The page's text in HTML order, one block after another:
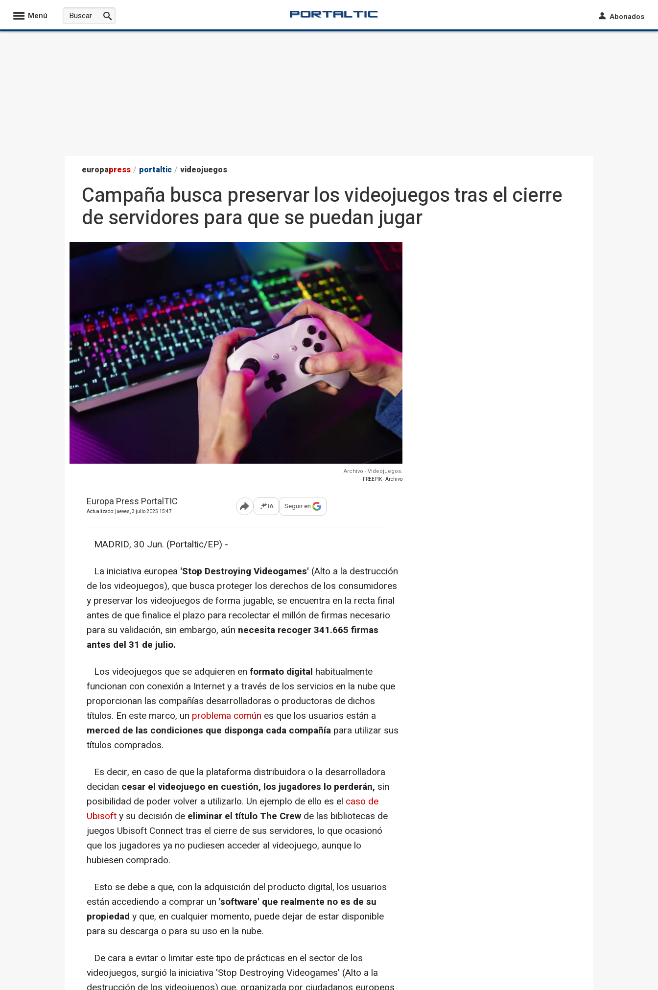
Menú Abonados
europapress / portaltic / videojuegos
Campaña busca preservar los videojuegos tras el cierre
de servidores para que se puedan jugar
Archivo - Videojuegos.
- FREEPIK - Archivo
Europa Press PortalTIC
Actualizado: jueves, 3 julio 2025 15:47 Abrir opciones para compartir
IA Seguir en
MADRID, 30 Jun. (Portaltic/EP) -
La iniciativa europea 'Stop Destroying Videogames' (Alto a la destrucción
de los videojuegos), que busca proteger los derechos de los consumidores
y preservar los videojuegos de forma jugable, se encuentra en la recta final
antes de que finalice el plazo para recolectar el millón de firmas necesario
para su validación, sin embargo, aún necesita recoger 341.665 firmas
antes del 31 de julio.
Los videojuegos que se adquieren en formato digital habitualmente
funcionan con conexión a Internet y a través de los servicios en la nube que
proporcionan las compañías desarrolladoras o productoras de dichos
títulos. En este marco, un problema común es que los usuarios están a
merced de las condiciones que disponga cada compañía para utilizar sus
títulos comprados.
Es decir, en caso de que la plataforma distribuidora o la desarrolladora
decidan cesar el videojuego en cuestión, los jugadores lo perderán, sin
posibilidad de poder volver a utilizarlo. Un ejemplo de ello es el caso de
Ubisofty su decisión de eliminar el título The Crew de las bibliotecas de
juegos Ubisoft Connect tras el cierre de sus servidores, lo que ocasionó
que los jugadores ya no pudiesen acceder al videojuego, aunque lo
hubiesen comprado.
Esto se debe a que, con la adquisición del producto digital, los usuarios
están accediendo a comprar un 'software' que realmente no es de su
propiedad y que, en cualquier momento, puede dejar de estar disponible
para su descarga o para su uso en la nube.
De cara a evitar o limitar este tipo de prácticas en el sector de los
videojuegos, surgió la iniciativa 'Stop Destroying Videogames' (Alto a la